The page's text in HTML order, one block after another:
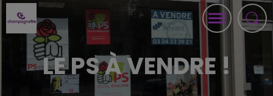
LE PS À VENDRE !